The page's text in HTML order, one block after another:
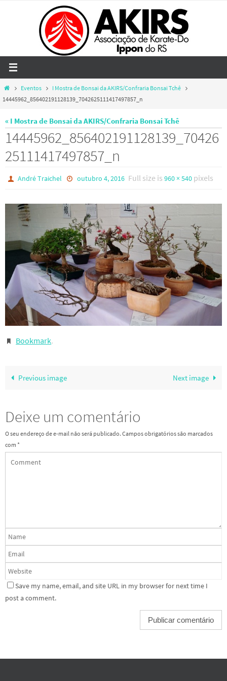
HomeEventos
I Mostra de Bonsai da AKIRS/Confraria Bonsai Tchê
14445962_856402191128139_7042625111417497857_n
« I Mostra de Bonsai da AKIRS/Confraria Bonsai Tchê
14445962_856402191128139_70426
25111417497857_n
André Traichel outubro 4, 2016 Full size is 960 × 540pixels
Bookmark.
Previous image Next image
Deixe um comentário
O seu endereço de e-mail não será publicado. Campos obrigatórios são marcados
com *
Save my name, email, and site URL in my browser for next time I
post a comment.